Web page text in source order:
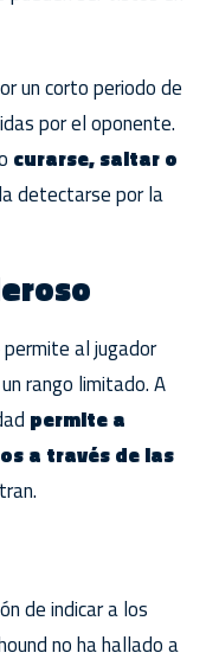
un corto periodo de
por el oponente.
curarse, saltar o
detectarse por la
al jugador
rango limitado. A
permite a
a través de las
de indicar a los
no ha hallado a